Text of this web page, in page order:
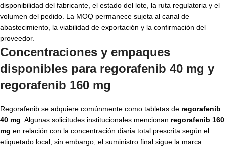
disponibilidad del fabricante, el estado del lote, la ruta regulatoria y el
volumen del pedido. La MOQ permanece sujeta al canal de
abastecimiento, la viabilidad de exportación y la confirmación del
proveedor.
Concentraciones y empaques
disponibles para regorafenib 40 mg y
regorafenib 160 mg
Regorafenib se adquiere comúnmente como tabletas de regorafenib
40 mg . Algunas solicitudes institucionales mencionan regorafenib 160
mg en relación con la concentración diaria total prescrita según el
etiquetado local; sin embargo, el suministro final sigue la marca